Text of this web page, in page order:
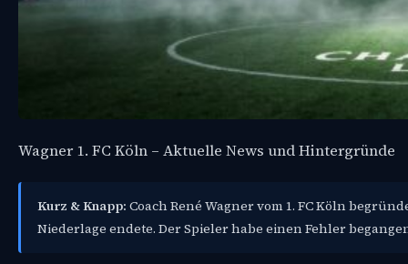
Wagner 1. FC Köln – Aktuelle News und Hintergründe
Kurz & Knapp: Coach René Wagner vom 1. FC Köln
Niederlage endete. Der Spieler habe einen Fehler